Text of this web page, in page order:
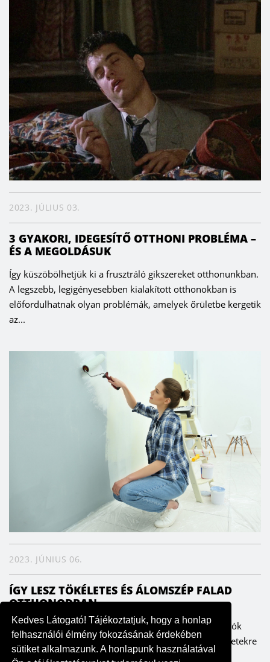
Kedves Látogató! Tájékoztatjuk, hogy a honlap
felhasználói élmény fokozásának érdekében
sütiket alkalmazunk. A honlapunk használatával
2023. JÚLIUS 03.
3 GYAKORI, IDEGESÍTŐ OTTHONI PROBLÉMA –
ÉS A MEGOLDÁSUK
Így küszöbölhetjük ki a frusztráló gikszereket otthonunkban.
A legszebb, legigényesebben kialakított otthonokban is
előfordulhatnak olyan problémák, amelyek őrületbe kergetik
az...
2023. JÚNIUS 06.
ÍGY LESZ TÖKÉLETES ÉS ÁLOMSZÉP FALAD
OTTHONODBAN
A falak meghatározzák az enteriőrt, ezáltal pedig a lakók
hangulatát is. Fontos ezért, hogy odafigyeljünk a részletekre
– szerencsére költség- és időhatékonyan is ki lehet...